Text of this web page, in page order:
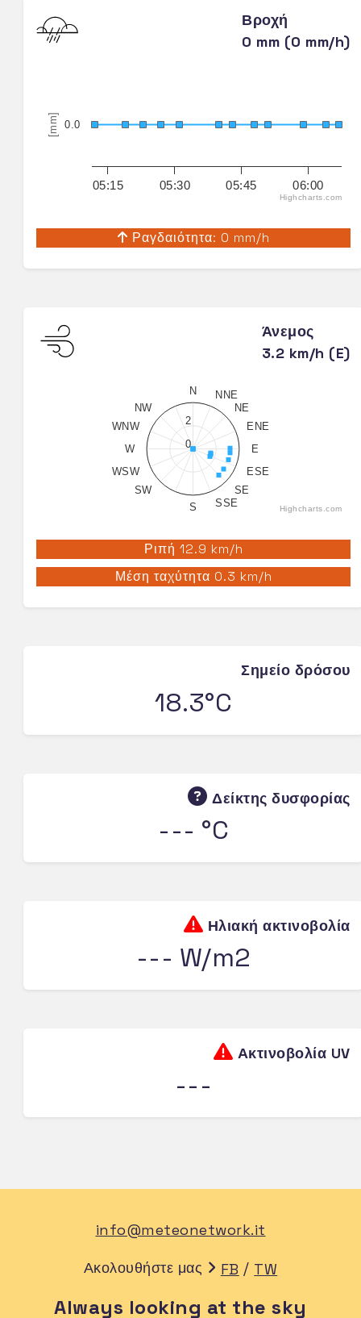
Βροχή
0 mm (0 mm/h)
[mm]
05:15 05:30 05:45 06:00
0.0
Highcharts.com
Ραγδαιότητα: 0 mm/h
Άνεμος
3.2 km/h (E)
N
NNE
NE
ENE
E
ESE
SE
SSE
S
SW
WSW
W
WNW
NW
0
2
Highcharts.com
Ριπή 12.9 km/h
Μέση ταχύτητα 0.3 km/h
Σημείο δρόσου
18.3°C
Δείκτης δυσφορίας
--- °C
Ηλιακή ακτινοβολία
--- W/m2
Ακτινοβολία UV
---
info@meteonetwork.it
Ακολουθήστε μας FB / TW
Always looking at the sky